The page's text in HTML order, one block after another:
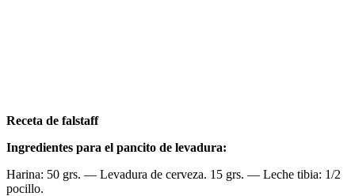
Receta de falstaff
Ingredientes para el pancito de levadura:
Harina: 50 grs. — Levadura de cerveza. 15 grs. — Leche tibia: 1/2
pocillo.